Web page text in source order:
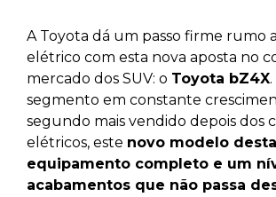
A Toyota dá um passo firme rumo
elétrico com esta nova aposta no
mercado dos SUV: o Toyota bZ4X
segmento em constante
segundo mais vendido depois dos
elétricos, este novo modelo
equipamento completo e um
acabamentos que não passa